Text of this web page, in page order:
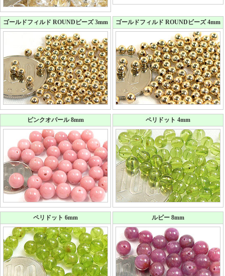
ゴールドフィルド ROUNDビーズ 3mm ゴールドフィルド ROUNDビーズ 4mm
ピンクオパール 8mm ペリドット 4mm
ペリドット 6mm ルビー 8mm